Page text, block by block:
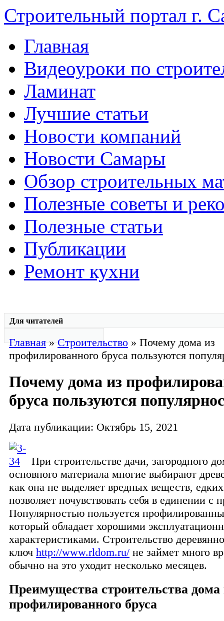
Строительный портал г.
Главная
Видеоуроки по
Ламинат
Лучшие статьи
Новости компаний
Новости Самары
Обзор строительных
Полезные советы и
Полезные статьи
Публикации
Ремонт кухни
Для читателей
Главная»Строительство » Почему дома из
профилированного бруса пользуются
Почему дома из
бруса пользуются
Дата публикации: Октябрь 15, 2021
При строительстве дачи, загородного
основного материала многие выбирают
как она не выделяет вредных веществ,
позволяет почувствовать себя в единении с
Популярностью пользуется
который обладает хорошими
характеристиками. Строительство
ключ http://www.rldom.ru/ не займет много
обычно на это уходит несколько месяцев.
Преимущества строительства дома
профилированного бруса